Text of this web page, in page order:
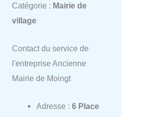
Catégorie : Mairie de
village
Contact du service de
l'entreprise Ancienne
Mairie de Moingt
Adresse : 6 Place